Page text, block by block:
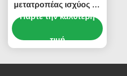
μετατροπέας ισχύος με
οθόνη LCD και αθόρυβη
συσκευές
Πάρτε την καλύτερη
τιμή